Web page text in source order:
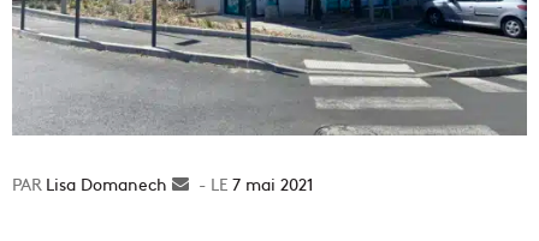
Lisa Domanech
Envoyer7 mai 2021